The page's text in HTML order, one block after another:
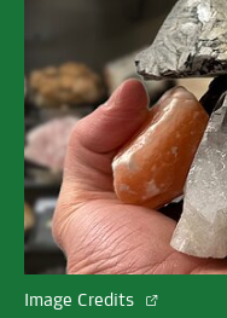
Image Credits